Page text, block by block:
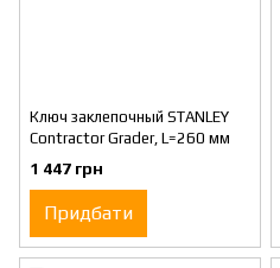
Ключ заклепочный STANLEY
Contractor Grader, L=260 мм
1 447 грн
Придбати